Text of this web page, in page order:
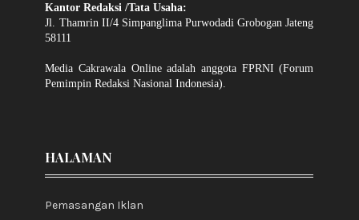
Kantor Redaksi /Tata Usaha:
Jl. Thamrin II/4 Simpanglima Purwodadi Grobogan Jateng
58111
Media Cakrawala Online adalah anggota FPRNI (Forum
Pemimpin Redaksi Nasional Indonesia).
HALAMAN
Pemasangan Iklan